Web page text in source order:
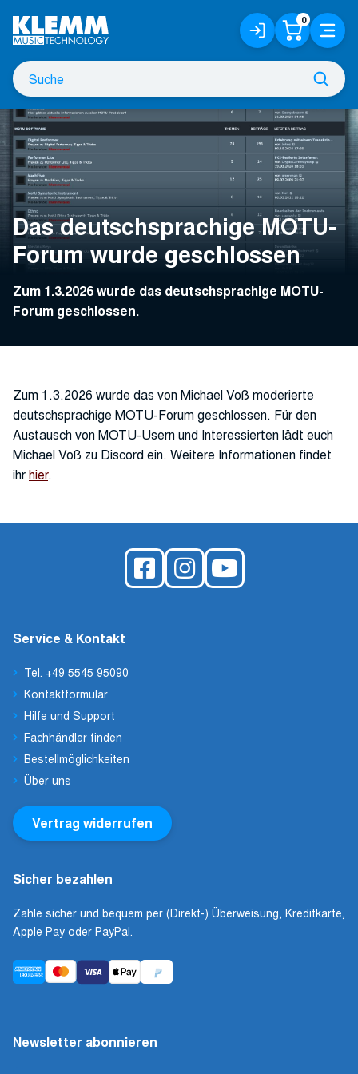
Hauptinhalt
Suche
nach
Anmelden
/
Registrieren
0 Menü
Das deutschsprachige MOTU-
Forum wurde geschlossen
Zum 1.3.2026 wurde das deutschsprachige MOTU-
Forum geschlossen.
Zum 1.3.2026 wurde das von Michael Voß moderierte
deutschsprachige MOTU-Forum geschlossen. Für den
Austausch von MOTU-Usern und Interessierten lädt euch
Michael Voß zu Discord ein. Weitere Informationen findet
ihrhier.
Service & Kontakt
Tel. +49 5545 95090
Kontaktformular
Hilfe und Support
Fachhändler finden
Bestellmöglichkeiten
Über uns
Vertrag widerrufen
Sicher bezahlen
Zahle sicher und bequem per (Direkt-) Überweisung, Kreditkarte,
Apple Pay oder PayPal.
Newsletter abonnieren